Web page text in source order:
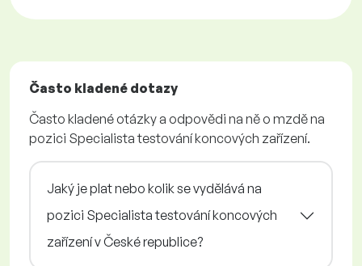
Často kladené dotazy
Často kladené otázky a odpovědi na ně o mzdě na
pozici Specialista testování koncových zařízení.
Jaký je plat nebo kolik se vydělává na
pozici Specialista testování koncových
zařízení v České republice?